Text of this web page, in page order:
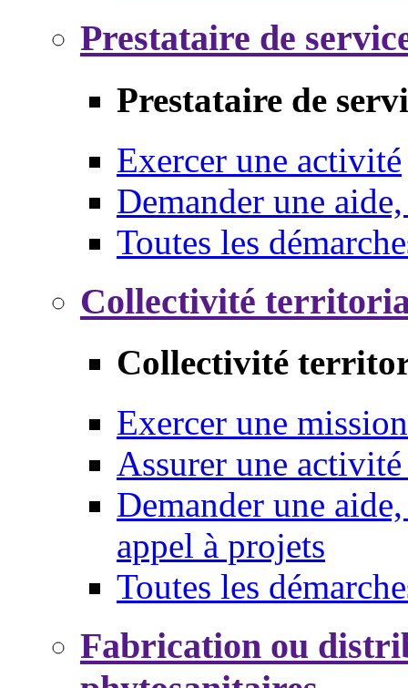
Prestataire de
Prestataire de
Exercer une activité
Demander une
Toutes les
Collectivité
Collectivité
Exercer une mission
Assurer une
Demander une
appel à projets
Toutes les
Fabrication ou